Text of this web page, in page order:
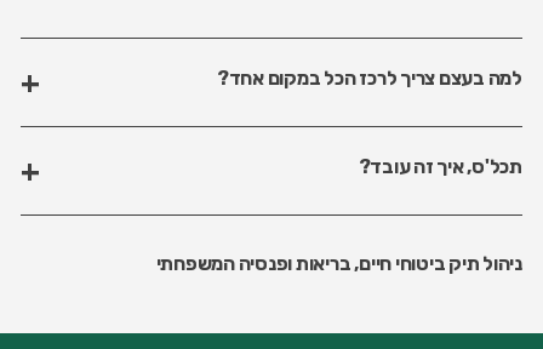
למה בעצם צריך לרכז הכל במקום אחד?
תכל'ס, איך זה עובד?
ניהול תיק ביטוחי חיים, בריאות ופנסיה המשפחתי